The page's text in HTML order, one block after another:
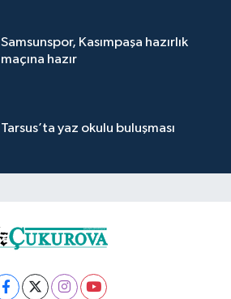
Samsunspor, Kasımpaşa hazırlık
maçına hazır
Tarsus’ta yaz okulu buluşması